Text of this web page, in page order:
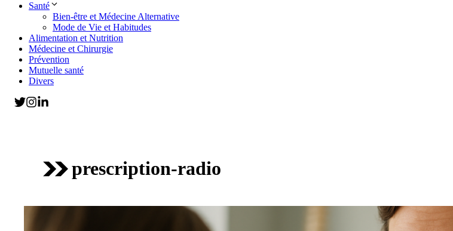
Santé
Bien-être et Médecine Alternative
Mode de Vie et Habitudes
Alimentation et Nutrition
Médecine et Chirurgie
Prévention
Mutuelle santé
Divers
prescription-radio